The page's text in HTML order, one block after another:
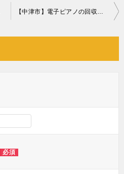
【中津市】電子ピアノの回収・処分ご依頼 お客様の声
必須